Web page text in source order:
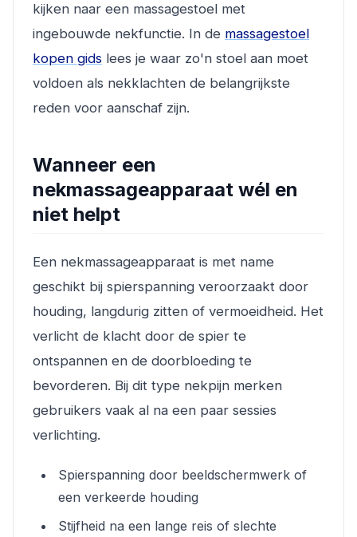
kijken naar een massagestoel met
ingebouwde nekfunctie. In de massagestoel
kopen gids lees je waar zo'n stoel aan moet
voldoen als nekklachten de belangrijkste
reden voor aanschaf zijn.
Wanneer een
nekmassageapparaat wél en
niet helpt
Een nekmassageapparaat is met name
geschikt bij spierspanning veroorzaakt door
houding, langdurig zitten of vermoeidheid. Het
verlicht de klacht door de spier te
ontspannen en de doorbloeding te
bevorderen. Bij dit type nekpijn merken
gebruikers vaak al na een paar sessies
verlichting.
Spierspanning door beeldschermwerk of
een verkeerde houding
Stijfheid na een lange reis of slechte